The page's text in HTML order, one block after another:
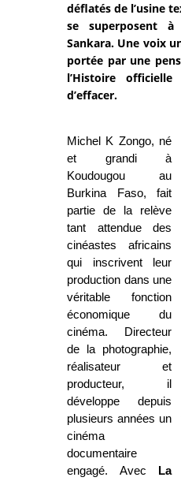
déflatés de l’usine
se superposent
Sankara. Une voix
portée par une
l’Histoire
d’effacer.
Michel K Zongo, né
et grandi à
Koudougou au
Burkina Faso, fait
partie de la relève
tant attendue des
cinéastes africains
qui inscrivent leur
production dans une
véritable fonction
économique du
cinéma. Directeur
de la photographie,
réalisateur et
producteur, il
développe depuis
plusieurs années un
cinéma
documentaire
engagé. Avec
La